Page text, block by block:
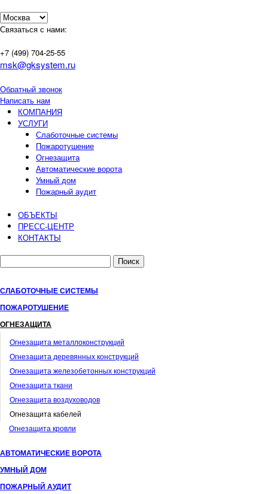
Связаться с нами:
+7 (499) 704-25-55
msk@gksystem.ru
Обратный звонок
Написать нам
КОМПАНИЯ
УСЛУГИ
Слаботочные системы
Пожаротушение
Огнезащита
Автоматические ворота
Умный дом
Пожарный аудит
ОБЪЕКТЫ
ПРЕСС-ЦЕНТР
КОНТАКТЫ
СЛАБОТОЧНЫЕ СИСТЕМЫ
ПОЖАРОТУШЕНИЕ
ОГНЕЗАЩИТА
Огнезащита металлоконструкций
Огнезащита деревянных конструкций
Огнезащита железобетонных конструкций
Огнезащита ткани
Огнезащита воздуховодов
Огнезащита кабелей
Огнезащита кровли
АВТОМАТИЧЕСКИЕ ВОРОТА
УМНЫЙ ДОМ
ПОЖАРНЫЙ АУДИТ